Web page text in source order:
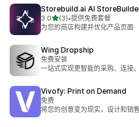
Storebuild.ai AI
3.0星（满分 5 星）
(3)
总共 3 条评论
•提供免费套餐
为您的商店构建并优化产品页面
Wing Dropship
免费安装
一站式实现更智能的采购、连接
Vivofy: Print on Demand
免费
将您的创意变为现实。设计和销售